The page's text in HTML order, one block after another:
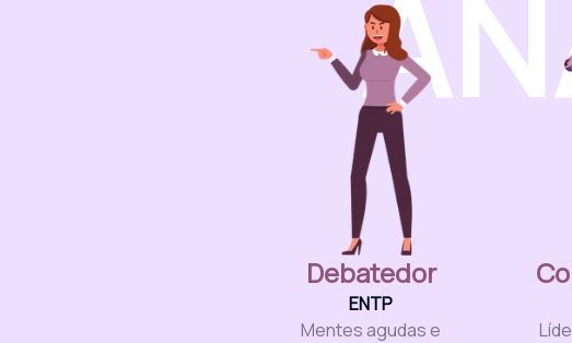
Debatedor
ENTP
Mentes agudas e